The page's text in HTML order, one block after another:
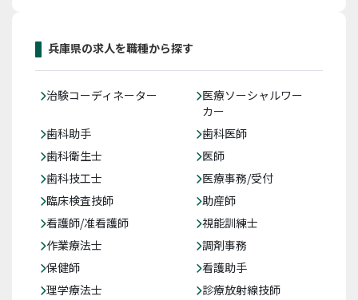
兵庫県の求人を職種から探す
治験コーディネーター
医療ソーシャルワー
カー
歯科助手
歯科医師
歯科衛生士
医師
歯科技工士
医療事務/受付
臨床検査技師
助産師
看護師/准看護師
視能訓練士
作業療法士
調剤事務
保健師
看護助手
理学療法士
診療放射線技師